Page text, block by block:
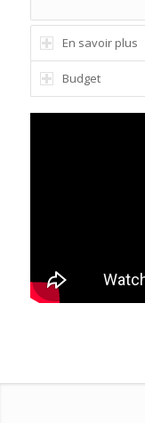
En savoir plus
Budget